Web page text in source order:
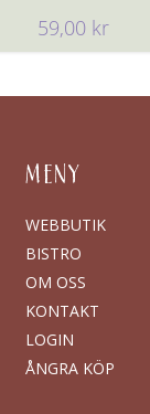
59,00 kr
MENY
WEBBUTIK
BISTRO
OM OSS
KONTAKT
LOGIN
ÅNGRA KÖP